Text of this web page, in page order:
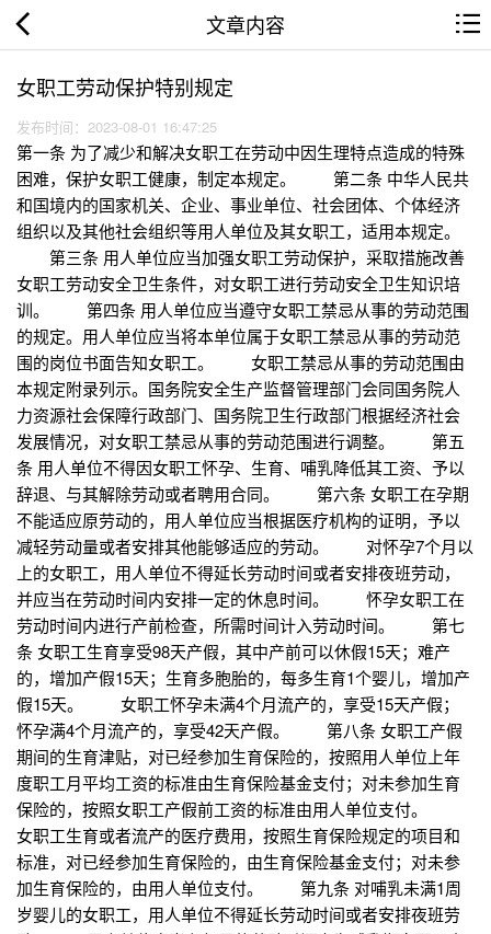
文章内容
女职工劳动保护特别规定
发布时间：2023-08-01 16:47:25
第一条 为了减少和解决女职工在劳动中因生理特点造成的特殊
困难，保护女职工健康，制定本规定。 第二条 中华人民共
和国境内的国家机关、企业、事业单位、社会团体、个体经济
组织以及其他社会组织等用人单位及其女职工，适用本规定。
第三条 用人单位应当加强女职工劳动保护，采取措施改善
女职工劳动安全卫生条件，对女职工进行劳动安全卫生知识培
训。 第四条 用人单位应当遵守女职工禁忌从事的劳动范围
的规定。用人单位应当将本单位属于女职工禁忌从事的劳动范
围的岗位书面告知女职工。 女职工禁忌从事的劳动范围由
本规定附录列示。国务院安全生产监督管理部门会同国务院人
力资源社会保障行政部门、国务院卫生行政部门根据经济社会
发展情况，对女职工禁忌从事的劳动范围进行调整。 第五
条 用人单位不得因女职工怀孕、生育、哺乳降低其工资、予以
辞退、与其解除劳动或者聘用合同。 第六条 女职工在孕期
不能适应原劳动的，用人单位应当根据医疗机构的证明，予以
减轻劳动量或者安排其他能够适应的劳动。 对怀孕7个月以
上的女职工，用人单位不得延长劳动时间或者安排夜班劳动，
并应当在劳动时间内安排一定的休息时间。 怀孕女职工在
劳动时间内进行产前检查，所需时间计入劳动时间。 第七
条 女职工生育享受98天产假，其中产前可以休假15天；难产
的，增加产假15天；生育多胞胎的，每多生育1个婴儿，增加产
假15天。 女职工怀孕未满4个月流产的，享受15天产假；
怀孕满4个月流产的，享受42天产假。 第八条 女职工产假
期间的生育津贴，对已经参加生育保险的，按照用人单位上年
度职工月平均工资的标准由生育保险基金支付；对未参加生育
保险的，按照女职工产假前工资的标准由用人单位支付。
女职工生育或者流产的医疗费用，按照生育保险规定的项目和
标准，对已经参加生育保险的，由生育保险基金支付；对未参
加生育保险的，由用人单位支付。 第九条 对哺乳未满1周
岁婴儿的女职工，用人单位不得延长劳动时间或者安排夜班劳